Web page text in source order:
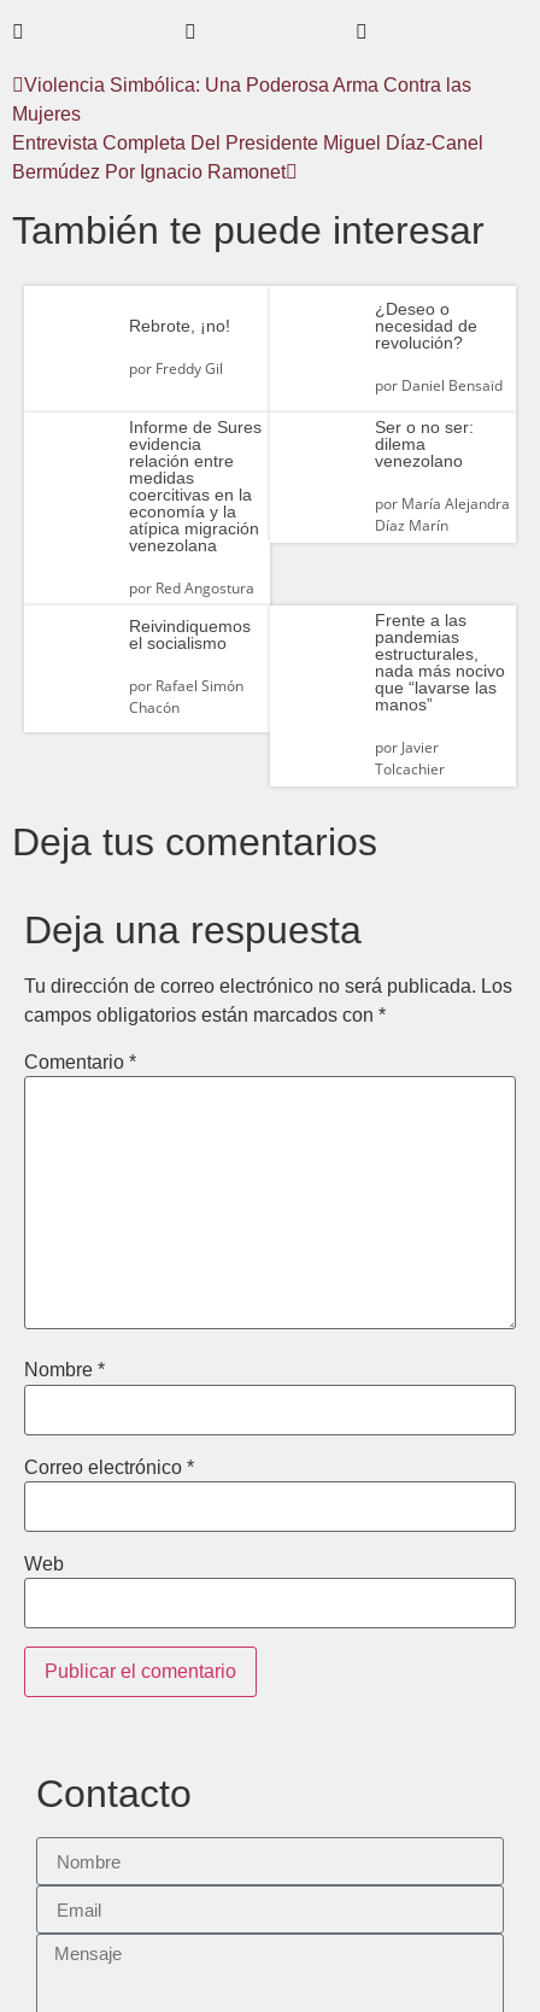
Violencia Simbólica: Una Poderosa Arma Contra las
Mujeres
Entrevista Completa Del Presidente Miguel Díaz-Canel
Bermúdez Por Ignacio Ramonet
También te puede interesar
Rebrote, ¡no!
porFreddy Gil
¿Deseo o
necesidad de
revolución?
porDaniel Bensaïd
Informe de Sures
evidencia
relación entre
medidas
coercitivas en la
economía y la
atípica migración
venezolana
porRed Angostura
Ser o no ser:
dilema
venezolano
porMaría Alejandra
Díaz Marín
Reivindiquemos
el socialismo
porRafael Simón
Chacón
Frente a las
pandemias
estructurales,
nada más nocivo
que “lavarse las
manos”
porJavier
Tolcachier
Deja tus comentarios
Deja una respuesta
Tu dirección de correo electrónico no será publicada. Los
campos obligatorios están marcados con *
Comentario *
Nombre *
Correo electrónico *
Web
Contacto